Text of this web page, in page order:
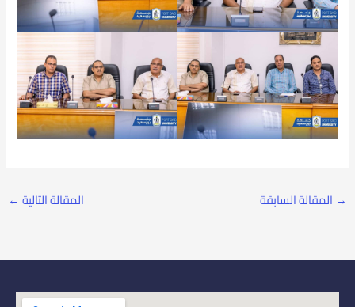
→ المقالة السابقة المقالة التالية ←